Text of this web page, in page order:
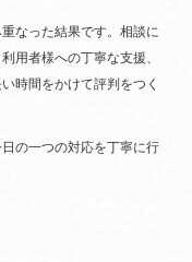
なった結果です。相談に
用者様への丁寧な支援、
時間をかけて評判をつく
の一つの対応を丁寧に行